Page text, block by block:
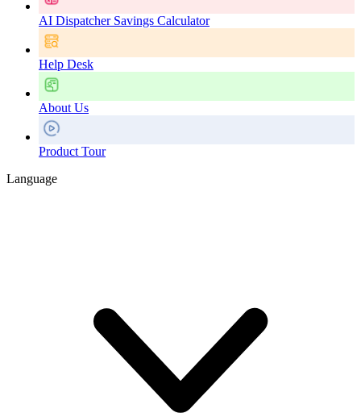
AI Dispatcher Savings Calculator
Help Desk
About Us
Product Tour
Language